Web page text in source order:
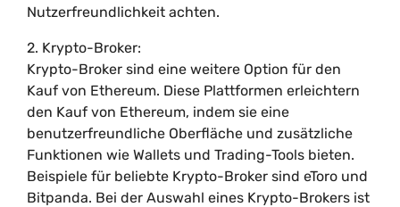
Nutzerfreundlichkeit achten.
2. Krypto-Broker:
Krypto-Broker sind eine weitere Option für den
Kauf von Ethereum. Diese Plattformen erleichtern
den Kauf von Ethereum, indem sie eine
benutzerfreundliche Oberfläche und zusätzliche
Funktionen wie Wallets und Trading-Tools bieten.
Beispiele für beliebte Krypto-Broker sind eToro und
Bitpanda. Bei der Auswahl eines Krypto-Brokers ist